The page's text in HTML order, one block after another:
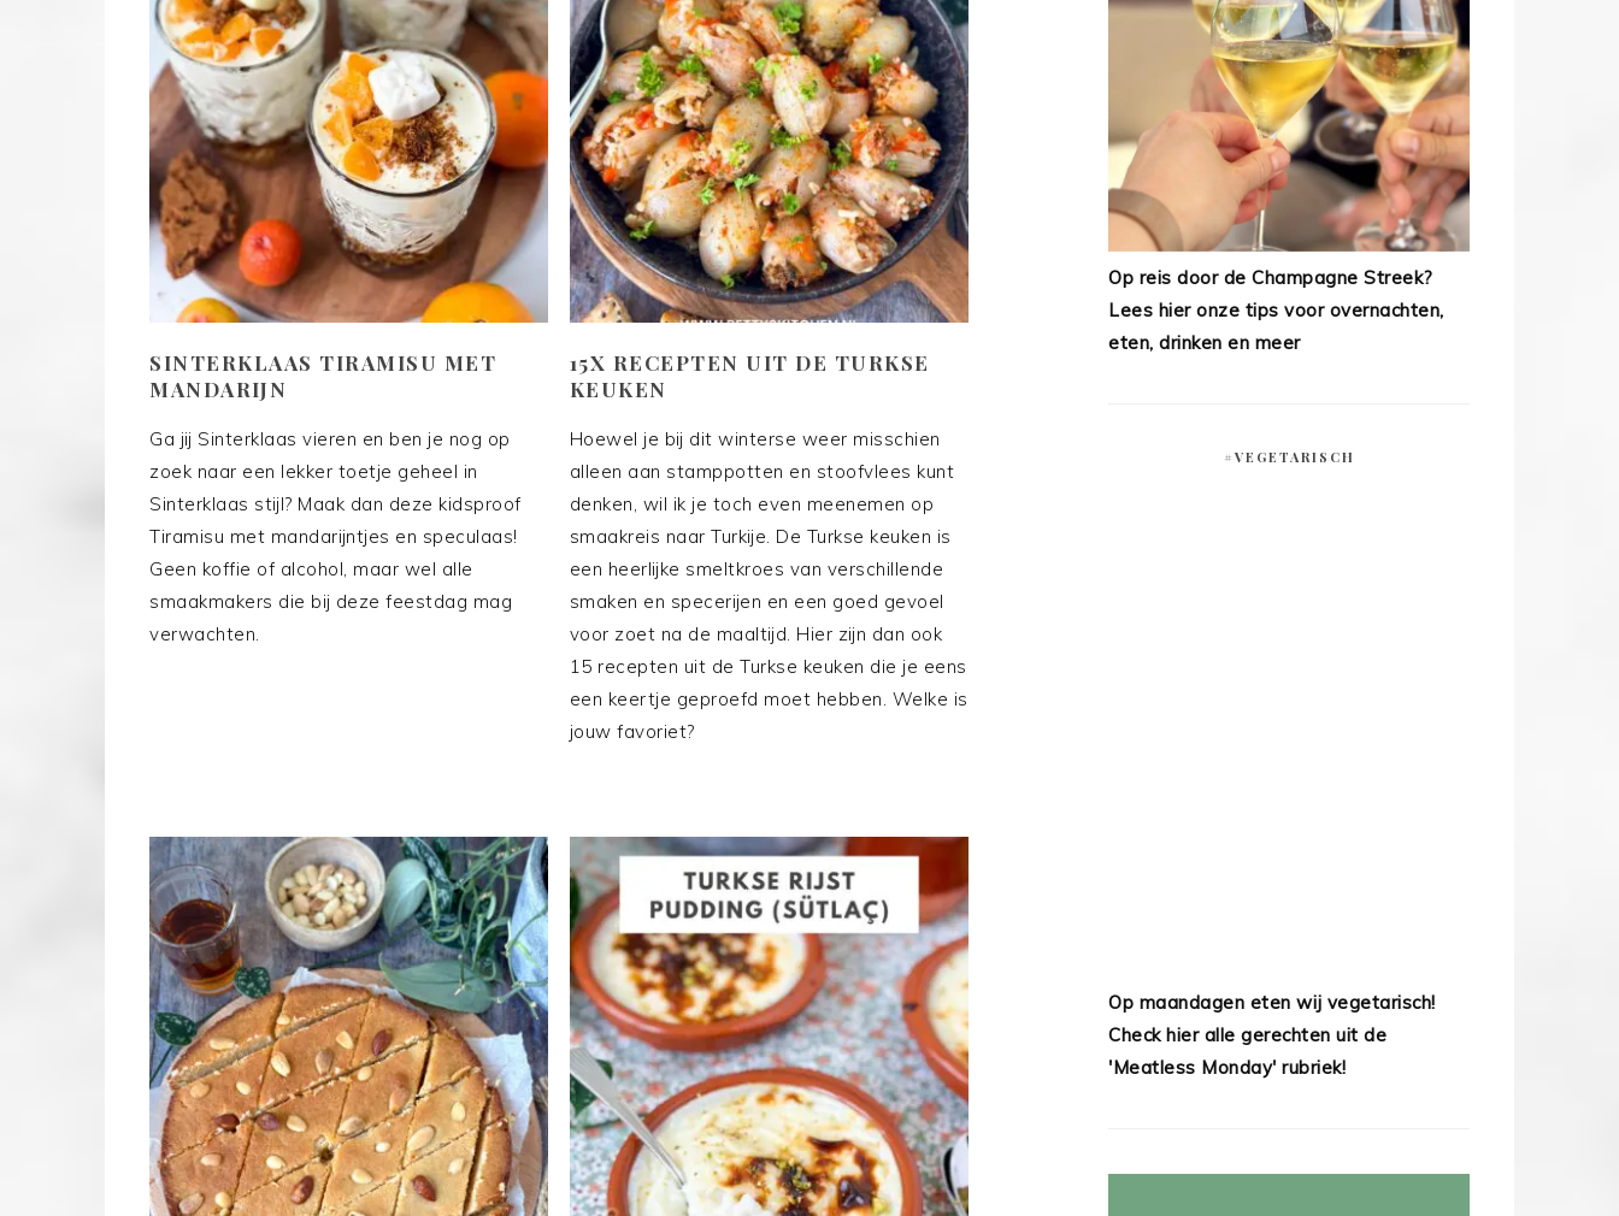
SINTERKLAAS TIRAMISU MET
MANDARIJN
Ga jij Sinterklaas vieren en ben je nog op
zoek naar een lekker toetje geheel in
Sinterklaas stijl? Maak dan deze kidsproof
Tiramisu met mandarijntjes en speculaas!
Geen koffie of alcohol, maar wel alle
smaakmakers die bij deze feestdag mag
verwachten.
15X RECEPTEN UIT DE TURKSE
KEUKEN
Hoewel je bij dit winterse weer misschien
alleen aan stamppotten en stoofvlees kunt
denken, wil ik je toch even meenemen op
smaakreis naar Turkije. De Turkse keuken is
een heerlijke smeltkroes van verschillende
smaken en specerijen en een goed gevoel
voor zoet na de maaltijd. Hier zijn dan ook
15 recepten uit de Turkse keuken die je eens
een keertje geproefd moet hebben. Welke is
jouw favoriet?
Op reis door de Champagne Streek?
Lees hier onze tips voor overnachten,
eten, drinken en meer
#VEGETARISCH
Op maandagen eten wij vegetarisch!
Check hier alle gerechten uit de
'Meatless Monday' rubriek!